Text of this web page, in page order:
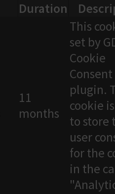
Duration
11
months
This
set by
Cookie
Consent
plugin.
cookie
to store
user
for the
in the